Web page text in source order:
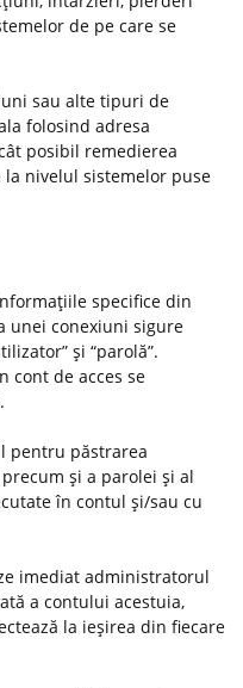
de pe care se
sau alte tipuri de
folosind adresa
posibil remedierea
la nivelul sistemelor puse
specifice din
unei conexiuni sigure
şi “parolă”.
cont de acces se
pentru păstrarea
şi a parolei şi al
în contul şi/sau cu
imediat administratorul
a contului acestuia,
la ieşirea din fiecare